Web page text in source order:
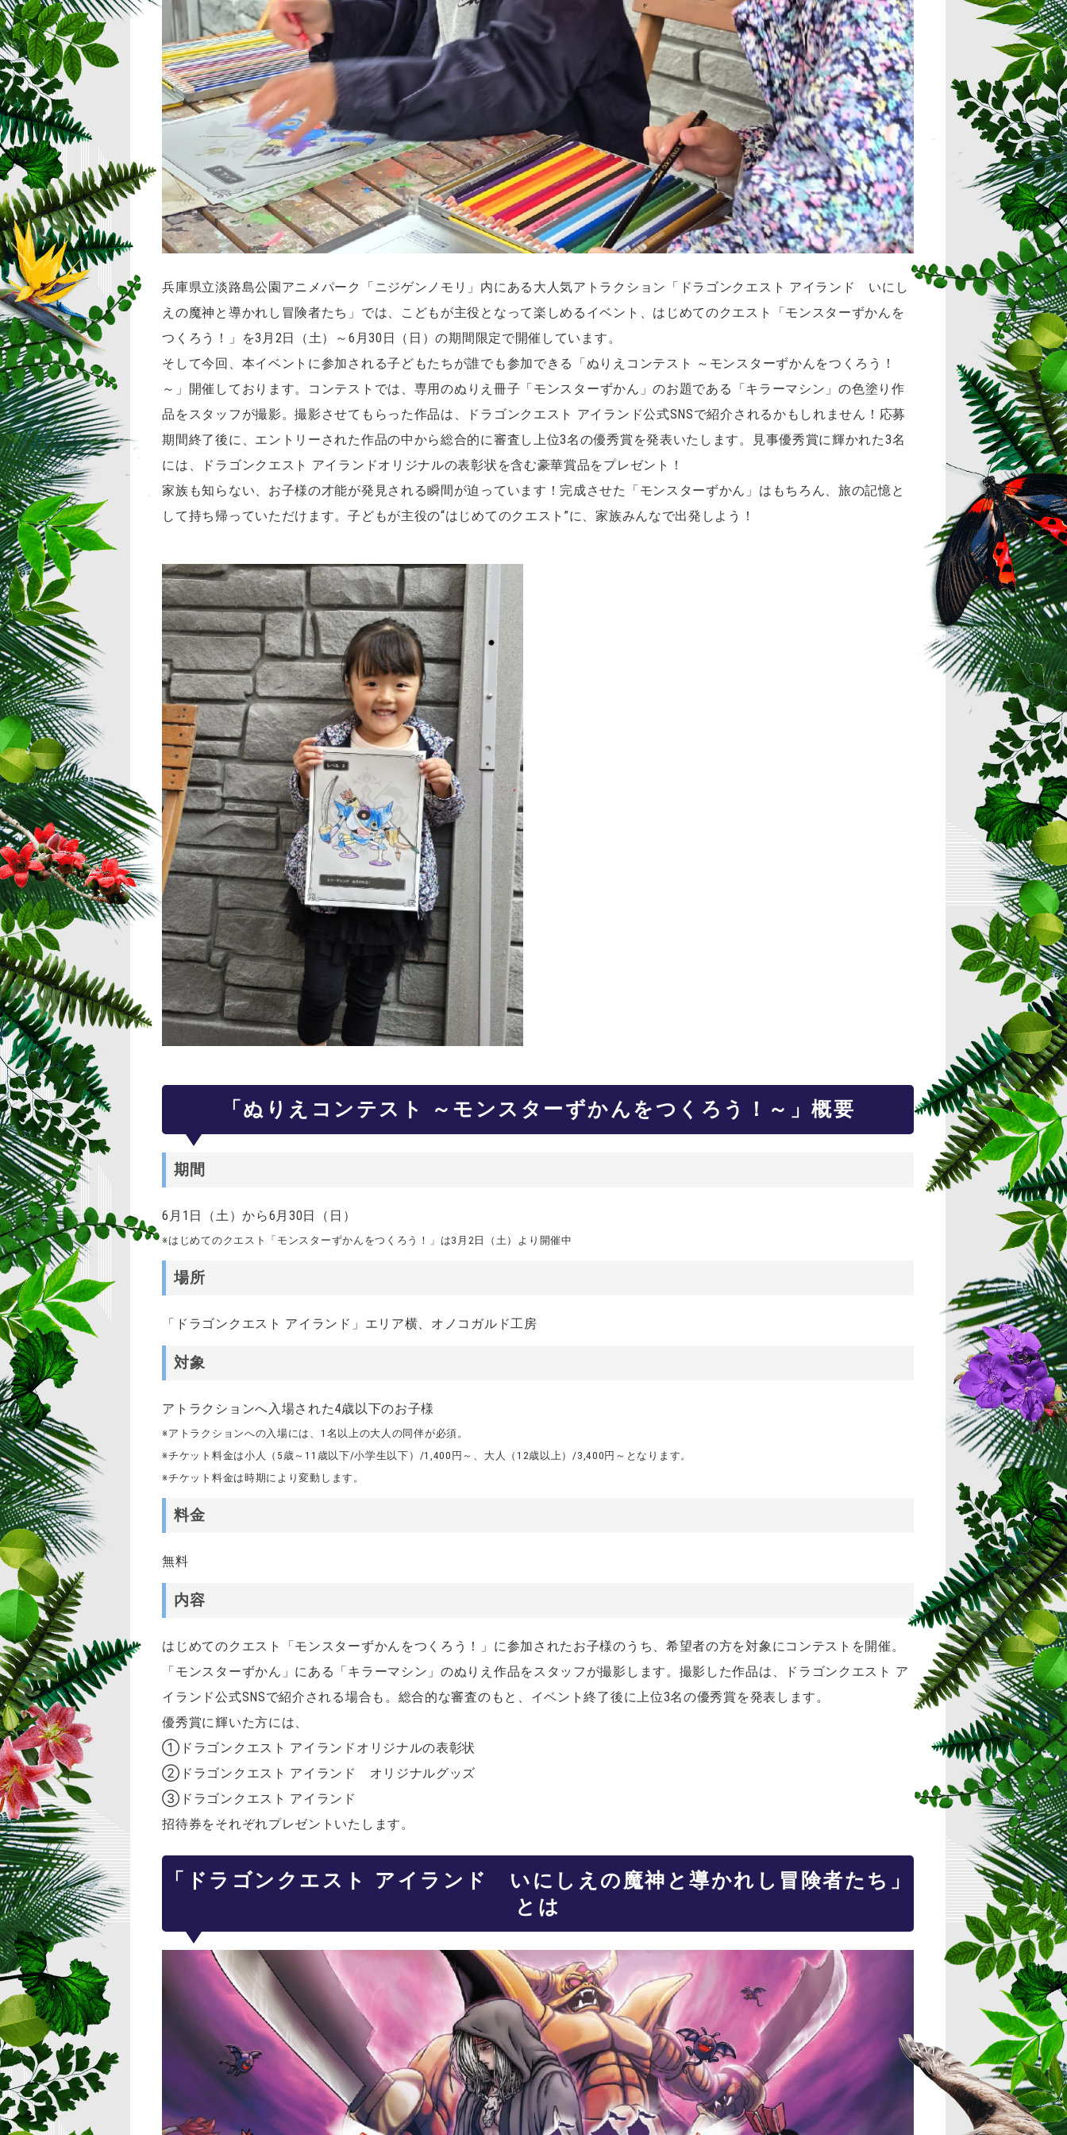
兵庫県立淡路島公園アニメパーク「ニジゲンノモリ」内にある大人気アトラクション「ドラゴンクエスト アイランド いにし
えの魔神と導かれし冒険者たち」では、こどもが主役となって楽しめるイベント、はじめてのクエスト「モンスターずかんを
つくろう！」を3月2日（土）～6月30日（日）の期間限定で開催しています。
そして今回、本イベントに参加される子どもたちが誰でも参加できる「ぬりえコンテスト ～モンスターずかんをつくろう！
～」開催しております。コンテストでは、 専用のぬりえ冊子「モンスターずかん」のお題である「キラーマシン」の色塗り作
品をスタッフが撮影。撮影させてもらった作品は、ドラゴンクエスト アイランド公式SNSで紹介されるかもしれません！ 応募
期間終了後に、エントリーされた作品の中から総合的に審査し上位3名の優秀賞を発表いたします。見事優秀賞に輝かれた3名
には、ドラゴンクエスト アイランドオリジナルの表彰状を含む豪華賞品をプレゼント！
家族も知らない、お子様の才能が発見される瞬間が迫っています！完成させた「モンスターずかん」はもちろん、旅の記憶と
して持ち帰っていただけます。子どもが主役の“はじめてのクエスト”に、家族みんなで出発しよう！
「ぬりえコンテスト ～モンスターずかんをつくろう！～」概要
期間
6月1日（土）から6月30日（日）
※はじめてのクエスト「モンスターずかんをつくろう！」は3月2日（土）より開催中
場所
「ドラゴンクエスト アイランド」エリア横、オノコガルド工房
対象
アトラクションへ入場された4歳以下のお子様
※アトラクションへの入場には、1名以上の大人の同伴が必須。
※チケット料金は小人（5歳～11歳以下/小学生以下）/1,400円～、大人（12歳以上）/3,400円～となります。
※チケット料金は時期により変動します。
料金
無料
内容
はじめてのクエスト「モンスターずかんをつくろう！」に参加されたお子様のうち、希望者の方を対象にコンテストを開催。
「モンスターずかん」にある「キラーマシン」のぬりえ作品をスタッフが撮影します。撮影した作品は、ドラゴンクエスト ア
イランド公式SNSで紹介される場合も。総合的な審査のもと、イベント終了後に上位3名の優秀賞を発表します。
優秀賞に輝いた方には、
①ドラゴンクエスト アイランドオリジナルの表彰状
②ドラゴンクエスト アイランド オリジナルグッズ
③ドラゴンクエスト アイランド
招待券をそれぞれプレゼントいたします。
「ドラゴンクエスト アイランド いにしえの魔神と導かれし冒険者たち」
とは